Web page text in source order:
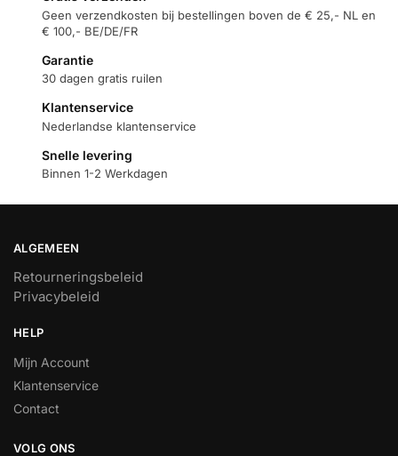
Geen verzendkosten bij bestellingen boven de € 25,- NL en
€ 100,- BE/DE/FR
Garantie
30 dagen gratis ruilen
Klantenservice
Nederlandse klantenservice
Snelle levering
Binnen 1-2 Werkdagen
ALGEMEEN
Retourneringsbeleid
Privacybeleid
HELP
Mijn Account
Klantenservice
Contact
VOLG ONS